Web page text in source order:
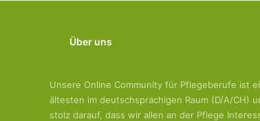
Über uns
Unsere Online Community für Pflegeberufe ist
ältesten im deutschsprachigen Raum (D/A/CH)
stolz darauf, dass wir allen an der Pflege